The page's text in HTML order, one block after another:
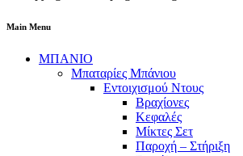
Main Menu
ΜΠΑΝΙΟ
Μπαταρίες Μπάνιου
Εντοιχισμού Ντους
Βραχίονες
Κεφαλές
Μίκτες Σετ
Παροχή – Στήριξη